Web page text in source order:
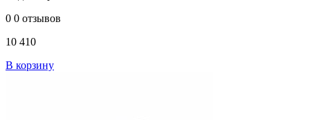
0 0 отзывов
10 410
В корзину